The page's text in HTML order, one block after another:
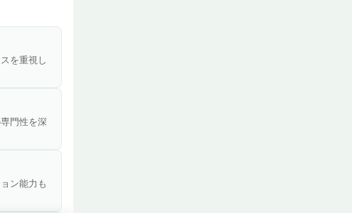
働き方が
ーション
携を取り
を重視し
門性を深
ン能力も